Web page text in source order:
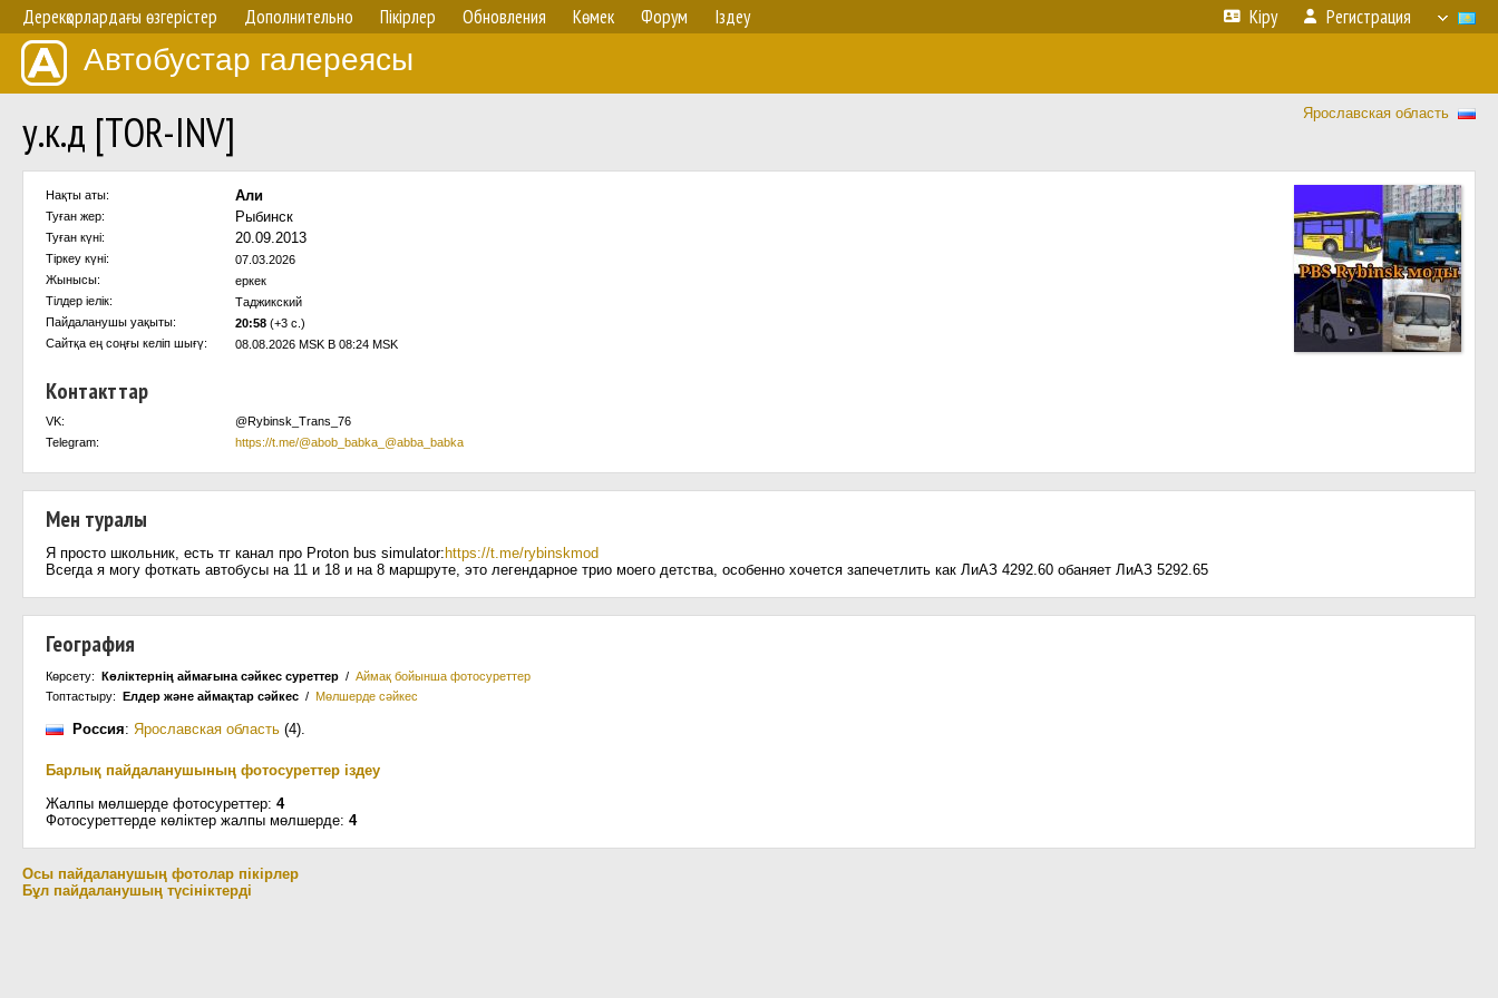
Дерекқорлардағы өзгерістер Дополнительно Пікірлер Обновления Көмек Форум Іздеу Кіру Регистрация
Автобустар галереясы
Ярославская область
у.к.д [TOR-INV]
Нақты аты: Али
Туған жер: Рыбинск
Туған күні: 20.09.2013
Тіркеу күні:
07.03.2026
Жынысы:
еркек
Тілдер іелік:
Таджикский
Пайдаланушы уақыты:
20:58 (+3 с.)
Сайтқа ең соңғы келіп шығү:
08.08.2026 MSK В 08:24 MSK
Контакттар
VK:
@Rybinsk_Trans_76
Telegram:
https://t.me/@abob_babka_@abba_babka
Мен туралы
Я просто школьник, есть тг канал про Proton bus simulator: https://t.me/rybinskmod
Всегда я могу фоткать автобусы на 11 и 18 и на 8 маршруте, это легендарное трио моего детства, особенно хочется запечетлить как ЛиАЗ 4292.60 обаняет ЛиАЗ 5292.65
География
Көрсету: Көліктернің аймағына сәйкес суреттер / Аймақ бойынша фотосуреттер
Топтастыру: Елдер және аймақтар сәйкес / Мөлшерде сәйкес
Россия: Ярославская область (4).
Барлық пайдаланушының фотосуреттер іздеу
Жалпы мөлшерде фотосуреттер: 4
Фотосуреттерде көліктер жалпы мөлшерде: 4
Осы пайдаланушың фотолар пікірлер
Бұл пайдаланушың түсініктерді